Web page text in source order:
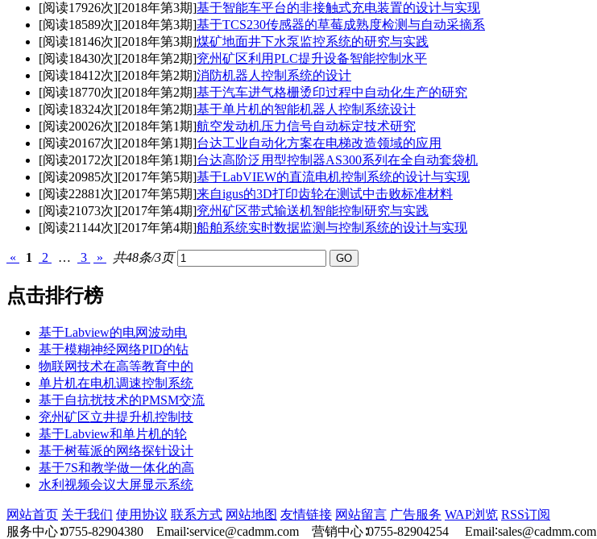
[阅读17926次][2018年第3期]基于智能车平台的非接触式充电装置的设计与实现
[阅读18589次][2018年第3期]基于TCS230传感器的草莓成熟度检测与自动采摘系
[阅读18146次][2018年第3期]煤矿地面井下水泵监控系统的研究与实践
[阅读18430次][2018年第2期]兖州矿区利用PLC提升设备智能控制水平
[阅读18412次][2018年第2期]消防机器人控制系统的设计
[阅读18770次][2018年第2期]基于汽车进气格栅烫印过程中自动化生产的研究
[阅读18324次][2018年第2期]基于单片机的智能机器人控制系统设计
[阅读20026次][2018年第1期]航空发动机压力信号自动标定技术研究
[阅读20167次][2018年第1期]台达工业自动化方案在电梯改造领域的应用
[阅读20172次][2018年第1期]台达高阶泛用型控制器AS300系列在全自动套袋机
[阅读20985次][2017年第5期]基于LabVIEW的直流电机控制系统的设计与实现
[阅读22881次][2017年第5期]来自igus的3D打印齿轮在测试中击败标准材料
[阅读21073次][2017年第4期]兖州矿区带式输送机智能控制研究与实践
[阅读21144次][2017年第4期]船舶系统实时数据监测与控制系统的设计与实现
« 1 2 … 3 » 共48条/3页
点击排行榜
基于Labview的电网波动电
基于模糊神经网络PID的钻
物联网技术在高等教育中的
单片机在电机调速控制系统
基于自抗扰技术的PMSM交流
兖州矿区立井提升机控制技
基于Labview和单片机的轮
基于树莓派的网络探针设计
基于7S和教学做一体化的高
水利视频会议大屏显示系统
网站首页 关于我们 使用协议 联系方式 网站地图 友情链接 网站留言 广告服务 WAP浏览 RSS订阅
服务中心∶0755-82904380 Email∶service@cadmm.com 营销中心∶0755-82904254 Email∶sales@cadmm.com